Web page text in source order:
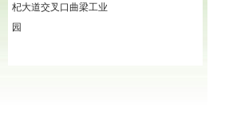
杞大道交叉口曲梁工业
园